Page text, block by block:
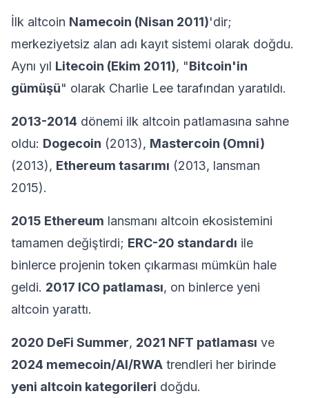
İlk altcoin Namecoin (Nisan 2011)'dir;
merkeziyetsiz alan adı kayıt sistemi olarak doğdu.
Aynı yıl Litecoin (Ekim 2011), "Bitcoin'in
gümüşü" olarak Charlie Lee tarafından yaratıldı.
2013-2014 dönemi ilk altcoin patlamasına sahne
oldu: Dogecoin (2013), Mastercoin (Omni)
(2013), Ethereum tasarımı (2013, lansman
2015).
2015 Ethereum lansmanı altcoin ekosistemini
tamamen değiştirdi; ERC-20 standardı ile
binlerce projenin token çıkarması mümkün hale
geldi. 2017 ICO patlaması, on binlerce yeni
altcoin yarattı.
2020 DeFi Summer, 2021 NFT patlaması ve
2024 memecoin/AI/RWA trendleri her birinde
yeni altcoin kategorileri doğdu.